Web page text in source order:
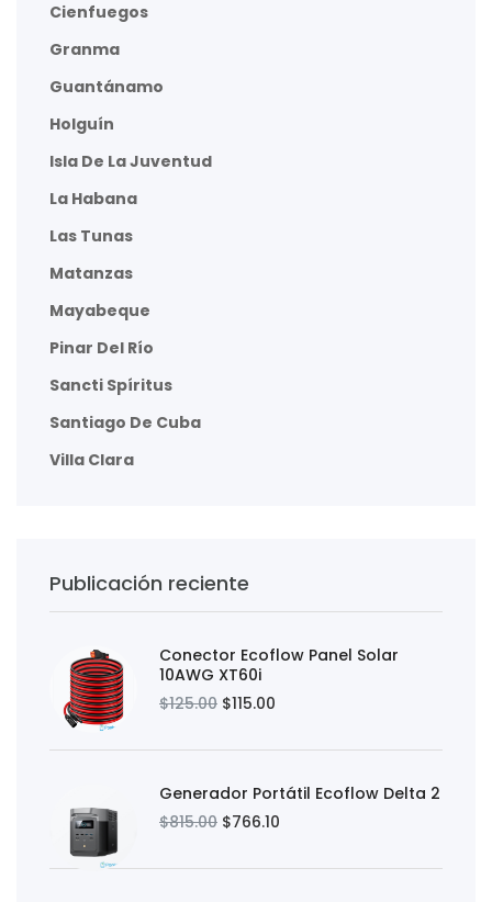
Cienfuegos
Granma
Guantánamo
Holguín
Isla De La Juventud
La Habana
Las Tunas
Matanzas
Mayabeque
Pinar Del Río
Sancti Spíritus
Santiago De Cuba
Villa Clara
Publicación reciente
Conector Ecoflow Panel Solar
10AWG XT60i
$125.00 $115.00
Generador Portátil Ecoflow Delta 2
$815.00 $766.10